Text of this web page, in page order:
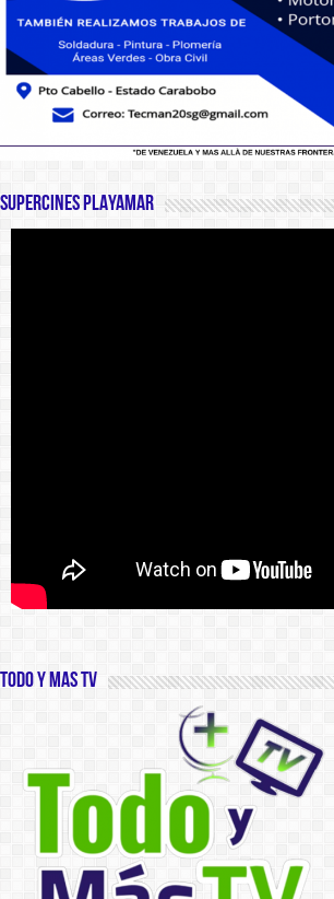
SUPERCINES PLAYAMAR
Todo y Mas TV